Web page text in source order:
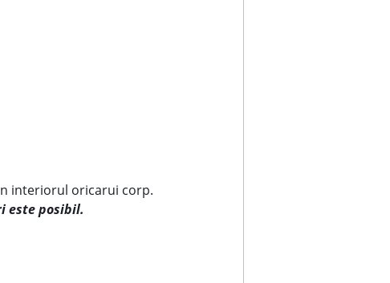
interiorul oricarui corp.
este posibil.